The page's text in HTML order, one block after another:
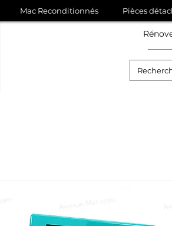
Mac Reconditionnés Pièces